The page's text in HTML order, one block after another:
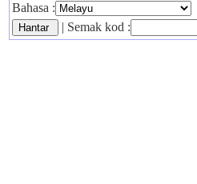
Bahasa :
| Semak kod :